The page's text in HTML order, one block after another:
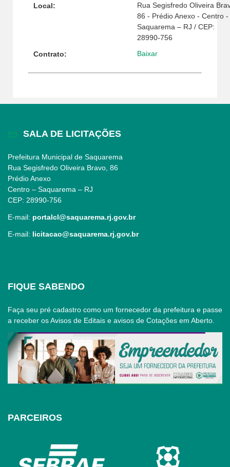
Local:
Rua Segisfredo Oliveira
86 - Prédio Anexo - Centro -
Saquarema – RJ / CEP:
28990-756
Contrato: Baixar
SALA DE LICITAÇÕES
Prefeitura Municipal de Saquarema
Rua Segisfredo Oliveira Bravo, 86
Prédio Anexo
Centro – Saquarema – RJ
CEP: 28990-756
E-mail: portalcl@saquarema.rj.gov.br
E-mail: licitacao@saquarema.rj.gov.br
FIQUE SABENDO
Faça seu pré cadastro como um fornecedor da prefeitura e passe
a receber os Avisos de Editais e avisos de Cotações em Aberto.
PARCEIROS